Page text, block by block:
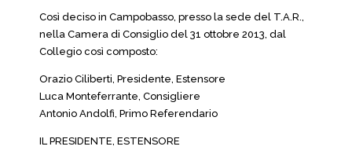
Così deciso in Campobasso, presso la sede del T.A.R.,
nella Camera di Consiglio del 31 ottobre 2013, dal
Collegio così composto:
Orazio Ciliberti, Presidente, Estensore
Luca Monteferrante, Consigliere
Antonio Andolfi, Primo Referendario
IL PRESIDENTE, ESTENSORE